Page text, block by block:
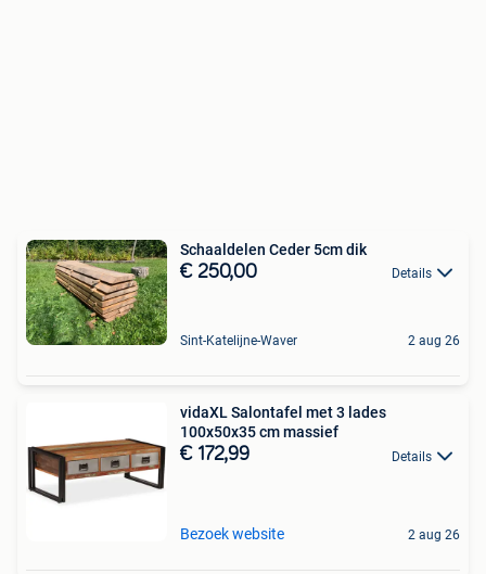
Schaaldelen Ceder 5cm dik
€ 250,00 Details
Sint-Katelijne-Waver 2 aug 26
vidaXL Salontafel met 3 lades
100x50x35 cm massief
€ 172,99 Details
Bezoek website 2 aug 26